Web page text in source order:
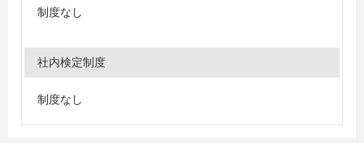
制度なし
社内検定制度
制度なし